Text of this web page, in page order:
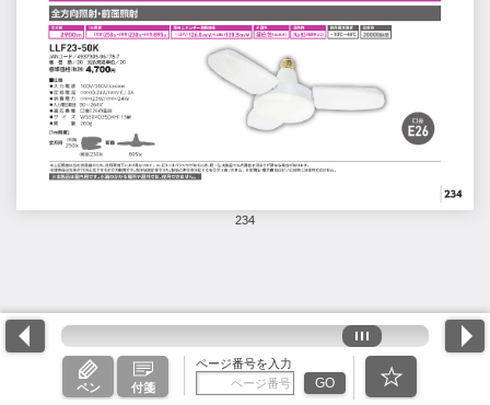
234
ペン 付箋
ページ番号を入力
GO